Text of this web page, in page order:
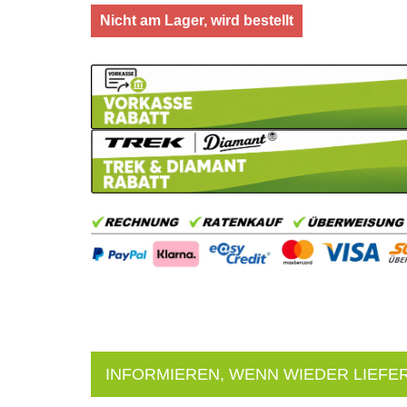
Nicht am Lager, wird bestellt
INFORMIEREN, WENN WIEDER